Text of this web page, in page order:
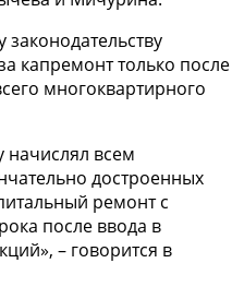
капремонт только после
многоквартирного
начислял всем
достроенных
ремонт с
после ввода в
– говорится в